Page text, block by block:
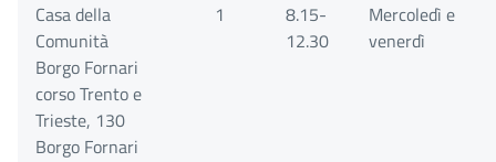
Casa della
Comunità
Borgo Fornari
corso Trento e
Trieste, 130
Borgo Fornari
1
8.15-
12.30
Mercoledì e
venerdì